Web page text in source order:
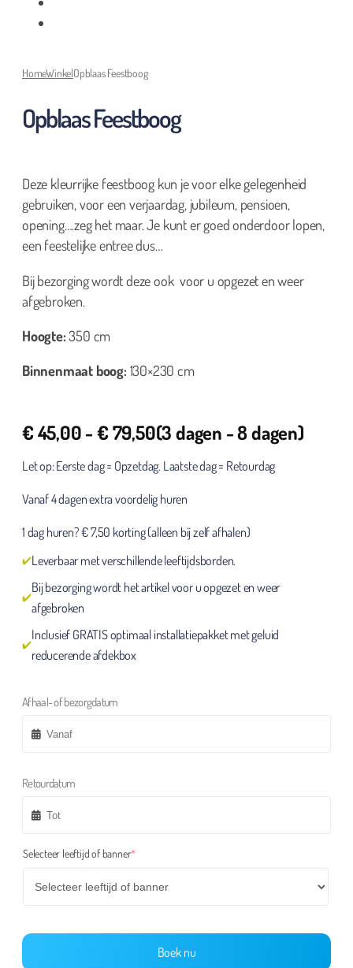
HomeWinkelOpblaas Feestboog
Opblaas Feestboog
Deze kleurrijke feestboog kun je voor elke gelegenheid
gebruiken, voor een verjaardag, jubileum, pensioen,
opening….zeg het maar. Je kunt er goed onderdoor lopen,
een feestelijke entree dus…
Bij bezorging wordt deze ook voor u opgezet en weer
afgebroken.
Hoogte:350 cm
Binnenmaat boog:130×230 cm
€45,00-€79,50(3 dagen - 8 dagen)
Let op: Eerste dag = Opzetdag. Laatste dag = Retourdag
Vanaf 4 dagen extra voordelig huren
1 dag huren? € 7,50 korting (alleen bij zelf afhalen)
Leverbaar met verschillende leeftijdsborden.
Bij bezorging wordt het artikel voor u opgezet en weer
afgebroken
Inclusief GRATIS optimaal installatiepakket met geluid
reducerende afdekbox
Afhaal- of bezorgdatum
Retourdatum
Selecteer leeftijd of banner*(required)
Boek nu